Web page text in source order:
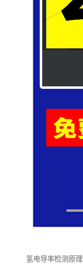
氢电导率检测原理